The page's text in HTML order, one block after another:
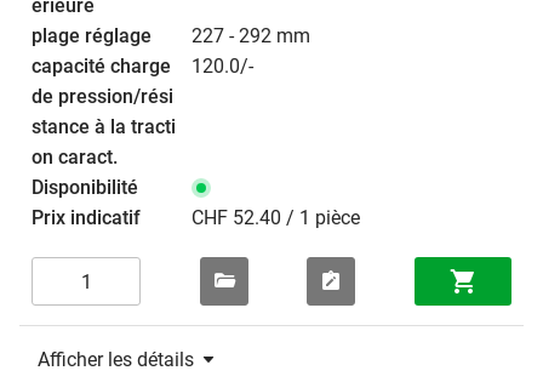
227 - 292 mm
120.0/-
CHF 52.40 / 1 pièce
Afficher les détails